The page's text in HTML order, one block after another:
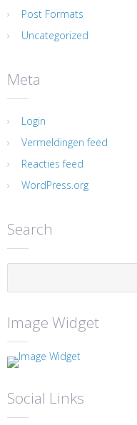
Post Formats
Uncategorized
Meta
Login
Vermeldingen feed
Reacties feed
WordPress.org
Search
Image Widget
Social Links